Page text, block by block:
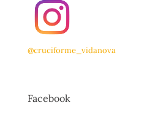
@cruciforme_vidanova
Facebook